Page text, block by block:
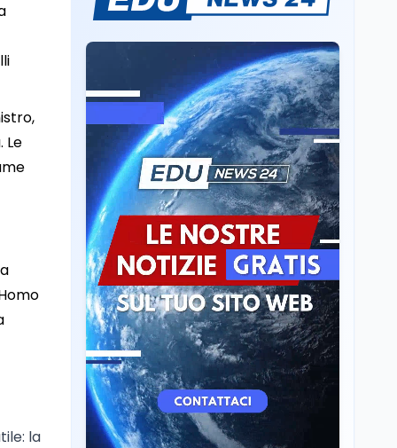
Le
la
studente 14enne uccide
Editoriali7 ago
Camere in ferie,
riapertura il 9
settembre tra legge
elettorale e Rai. La
premier Meloni attesa a
Bari il 4 settembre per
celebrare il governo più
longevo dell’Italia
repubblicana
Cultura7 ago
Ravenna, il settembre
dantesco nel 705°
anniversario della morte
del Sommo Poeta
Cultura 7 ago
Franca Ghitti a Santa
Giulia: il quarto capitolo
dei Palcoscenici